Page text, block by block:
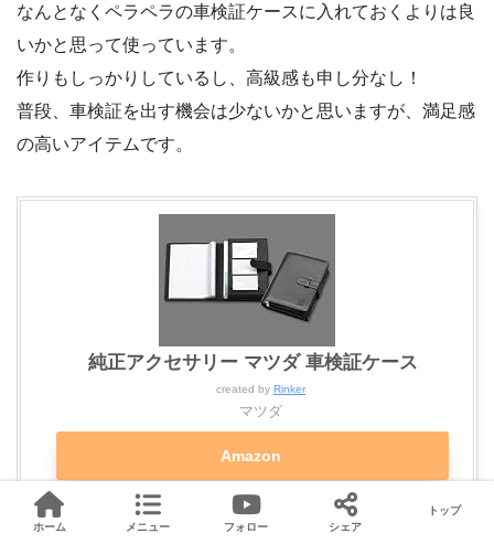
なんとなくペラペラの車検証ケースに入れておくよりは良
いかと思って使っています。
作りもしっかりしているし、高級感も申し分なし！
普段、車検証を出す機会は少ないかと思いますが、満足感
の高いアイテムです。
純正アクセサリー マツダ 車検証ケース
created by Rinker
マツダ
Amazon
楽天市場
ホーム メニュー フォロー シェア
トップ